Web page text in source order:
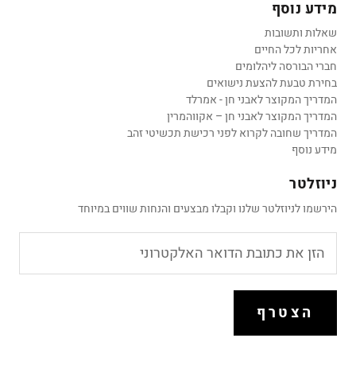
מידע נוסף
שאלות ותשובות
אחריות לכל החיים
חברי הבורסה ליהלומים
בחירת טבעת להצעת נישואים
המדריך המקוצר לאבני חן - אמרלד
המדריך המקוצר לאבני חן – אקווהמרין
המדריך שחובה לקרוא לפני רכישת תכשיטי זהב
מידע נוסף
ניוזלטר
הירשמו לניוזלטר שלנו וקבלו מבצעים והנחות שווים במיוחד
הצטרף